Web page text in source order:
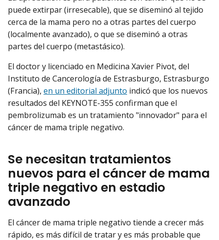
puede extirpar (irresecable), que se diseminó al tejido
cerca de la mama pero no a otras partes del cuerpo
(localmente avanzado), o que se diseminó a otras
partes del cuerpo (metastásico).
El doctor y licenciado en Medicina Xavier Pivot, del
Instituto de Cancerología de Estrasburgo, Estrasburgo
(Francia), en un editorial adjunto indicó que los nuevos
resultados del KEYNOTE-355 confirman que el
pembrolizumab es un tratamiento "innovador" para el
cáncer de mama triple negativo.
Se necesitan tratamientos
nuevos para el cáncer de mama
triple negativo en estadio
avanzado
El cáncer de mama triple negativo tiende a crecer más
rápido, es más difícil de tratar y es más probable que